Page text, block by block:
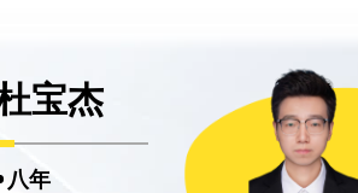
宝杰
八年